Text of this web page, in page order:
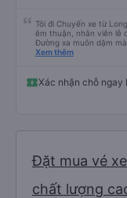
Tôi đi Chuyến xe từ
êm thuận, nhân viên lễ độ, tài xế vững tay
Đường xa muôn dặm
nghiêm cẩn, hiếm thấy
Xem thêm
Xác nhận chỗ ngay
Đặt mua vé
chất lượng